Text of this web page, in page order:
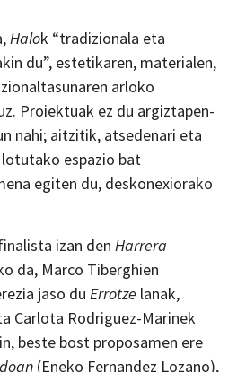
Halok “tradizionala eta
du”, estetikaren, materialen,
arloko
Proiektuak ez du argiztapen-
nahi; aitzitik, atsedenari eta
espazio bat
egiten du, deskonexiorako
izan den Harrera
da, Marco Tiberghien
jaso du Errotze lanak,
Carlota Rodriguez-Marinek
beste bost proposamen ere
(Eneko Fernandez Lozano),